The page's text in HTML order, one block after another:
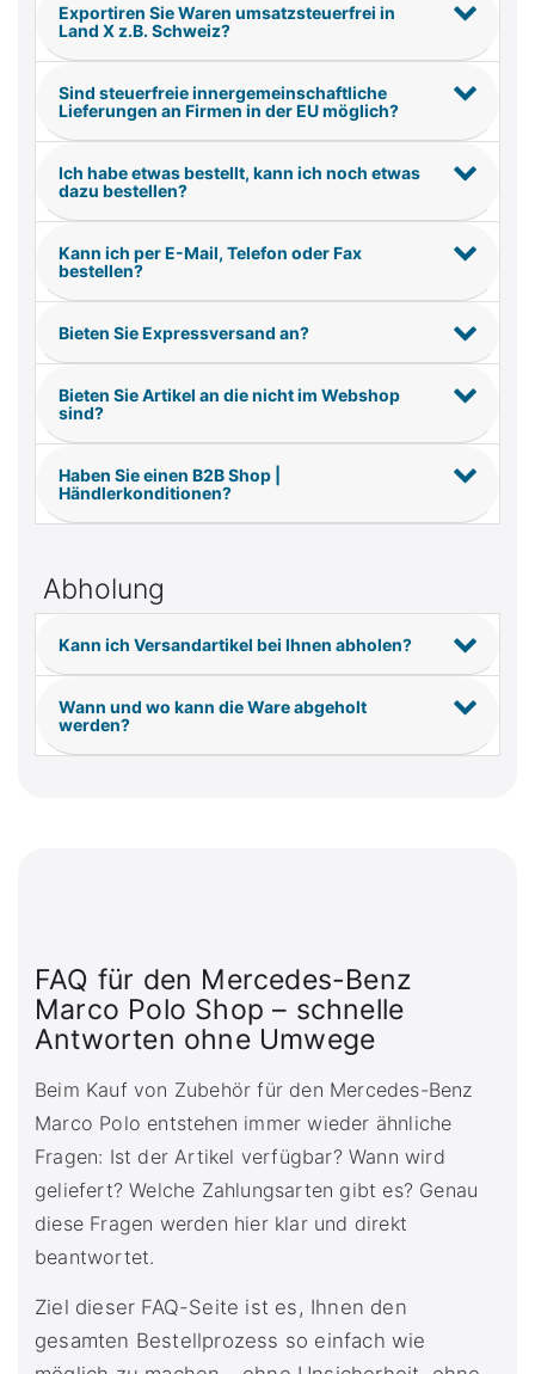
Exportiren Sie Waren umsatzsteuerfrei in
Land X z.B. Schweiz?
Sind steuerfreie innergemeinschaftliche
Lieferungen an Firmen in der EU möglich?
Ich habe etwas bestellt, kann ich noch etwas
dazu bestellen?
Kann ich per E-Mail, Telefon oder Fax
bestellen?
Bieten Sie Expressversand an?
Bieten Sie Artikel an die nicht im Webshop
sind?
Haben Sie einen B2B Shop |
Händlerkonditionen?
Abholung
Kann ich Versandartikel bei Ihnen abholen?
Wann und wo kann die Ware abgeholt
werden?
FAQ für den Mercedes-Benz
Marco Polo Shop – schnelle
Antworten ohne Umwege
Beim Kauf von Zubehör für den Mercedes-Benz
Marco Polo entstehen immer wieder ähnliche
Fragen: Ist der Artikel verfügbar? Wann wird
geliefert? Welche Zahlungsarten gibt es? Genau
diese Fragen werden hier klar und direkt
beantwortet.
Ziel dieser FAQ-Seite ist es, Ihnen den
gesamten Bestellprozess so einfach wie